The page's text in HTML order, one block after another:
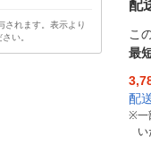
されます。表示より
い。
配
こ
最
配
※一
い